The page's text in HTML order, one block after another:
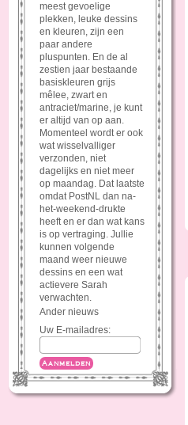
meest gevoelige
plekken, leuke dessins
en kleuren, zijn een
paar andere
pluspunten. En de al
zestien jaar bestaande
basiskleuren grijs
mêlee, zwart en
antraciet/marine, je kunt
er altijd van op aan.
Momenteel wordt er ook
wat wisselvalliger
verzonden, niet
dagelijks en niet meer
op maandag. Dat laatste
omdat PostNL dan na-
het-weekend-drukte
heeft en er dan wat kans
is op vertraging. Jullie
kunnen volgende
maand weer nieuwe
dessins en een wat
actievere Sarah
verwachten.
Ander nieuws
Uw E-mailadres:
Aanmelden